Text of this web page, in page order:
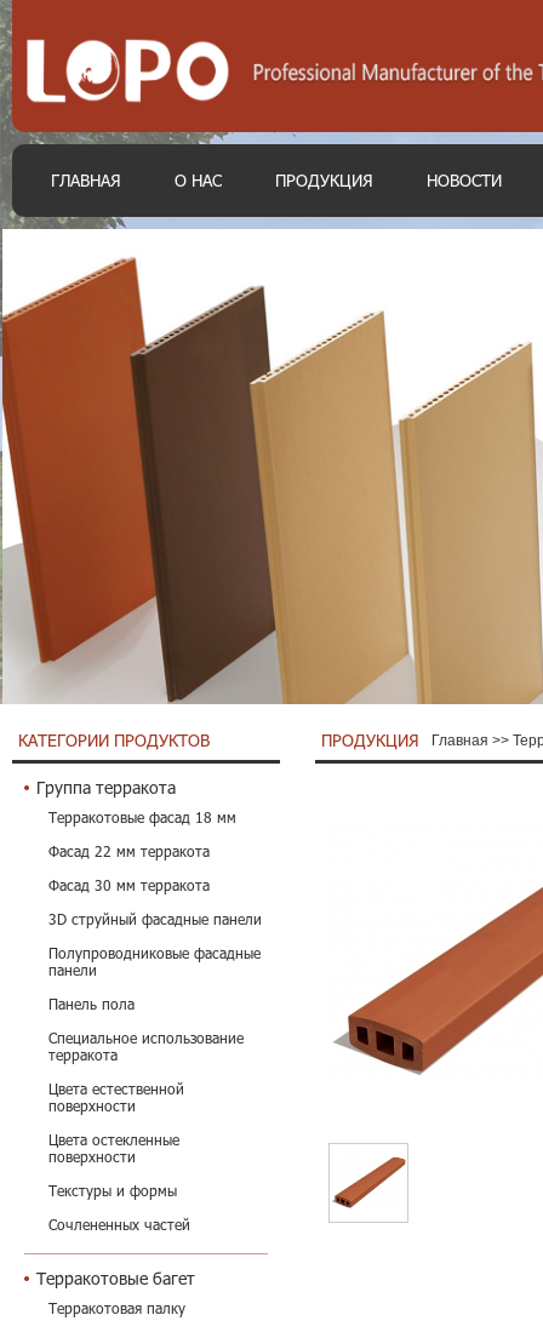
ГЛАВНАЯ О НАС ПРОДУКЦИЯ НОВОСТИ
КАТЕГОРИИ ПРОДУКТОВ
Группа терракота
Терракотовые фасад 18 мм
Фасад 22 мм терракота
Фасад 30 мм терракота
3D струйный фасадные панели
Полупроводниковые фасадные
панели
Панель пола
Специальное использование
терракота
Цвета естественной
поверхности
Цвета остекленные
поверхности
Текстуры и формы
Сочлененных частей
Терракотовые багет
Терракотовая палку
ПРОДУКЦИЯ Главная >>